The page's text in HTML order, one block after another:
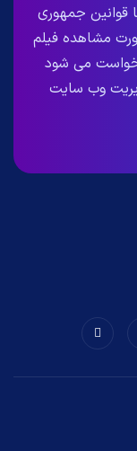
قوانین جمهوری
مشاهده فیلم
خواست می شود
وب سایت